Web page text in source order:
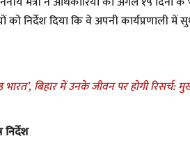
निर्देश दिया कि वे अपनी कार्यप्रणाली में
बिहार में उनके जीवन पर होगी रिसर्च: